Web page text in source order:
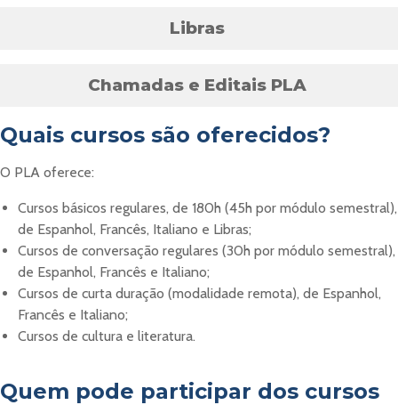
Libras
Chamadas e Editais PLA
Quais cursos são oferecidos?
O PLA oferece:
Cursos básicos regulares, de 180h (45h por módulo semestral),
de Espanhol, Francês, Italiano e Libras;
Cursos de conversação regulares (30h por módulo semestral),
de Espanhol, Francês e Italiano;
Cursos de curta duração (modalidade remota), de Espanhol,
Francês e Italiano;
Cursos de cultura e literatura.
Quem pode participar dos cursos